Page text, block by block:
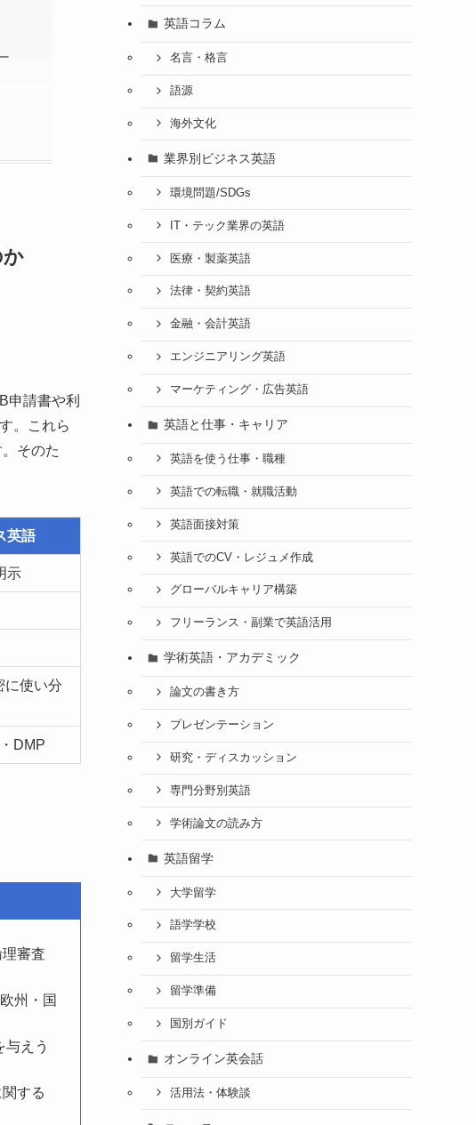
申請書や利
。これら
そのた
英語
示
に使い分
DMP
審査
州・国
与えう
する
英語コラム
名言・格言
語源
海外文化
業界別ビジネス英語
環境問題/SDGs
IT・テック業界の英語
医療・製薬英語
法律・契約英語
金融・会計英語
エンジニアリング英語
マーケティング・広告英語
英語と仕事・キャリア
英語を使う仕事・職種
英語での転職・就職活動
英語面接対策
英語でのCV・レジュメ作成
グローバルキャリア構築
フリーランス・副業で英語活用
学術英語・アカデミック
論文の書き方
プレゼンテーション
研究・ディスカッション
専門分野別英語
学術論文の読み方
英語留学
大学留学
語学学校
留学生活
留学準備
国別ガイド
オンライン英会話
活用法・体験談